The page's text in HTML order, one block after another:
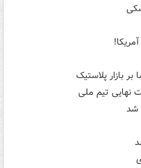
بازار پلاستیک